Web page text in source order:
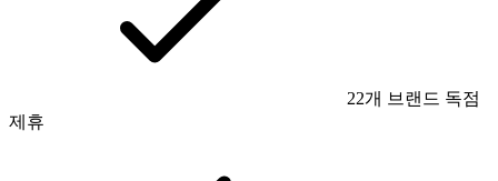
22개 브랜드 독점
제휴